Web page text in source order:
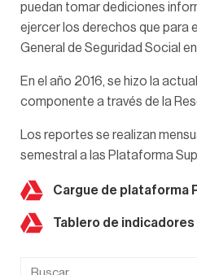
puedan tomar dediciones
ejercer los derechos que para
General de Seguridad Social
En el año 2016, se hizo la
componente a través de la
Los reportes se realizan
semestral a las Plataforma
Cargue de plataforma
Tablero de indicadores
Buscar: